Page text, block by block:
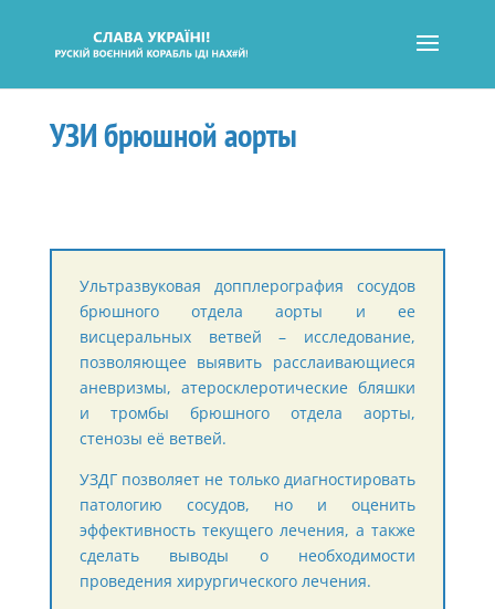
УЗИ брюшной аорты
Ультразвуковая допплерография сосудов
брюшного отдела аорты и ее
висцеральных ветвей – исследование,
позволяющее выявить расслаивающиеся
аневризмы, атеросклеротические бляшки
и тромбы брюшного отдела аорты,
стенозы её ветвей.
УЗДГ позволяет не только диагностировать
патологию сосудов, но и оценить
эффективность текущего лечения, а также
сделать выводы о необходимости
проведения хирургического лечения.